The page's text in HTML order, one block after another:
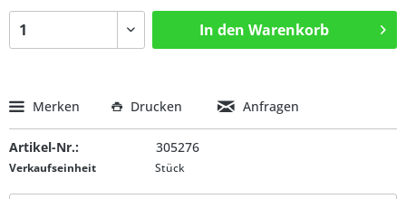
In den Warenkorb
Merken Drucken Anfragen
Artikel-Nr.: 305276
Verkaufseinheit Stück